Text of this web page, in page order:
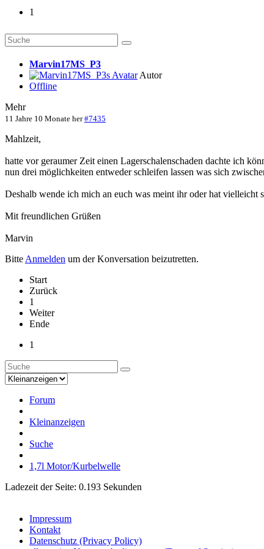
1
Marvin17MS_P3
Autor
Offline
Mehr
11 Jahre 10 Monate her #7435
Mahlzeit,
hatte vor geraumer Zeit einen Lagerschalenschaden dachte ich
nun drei möglichkeiten entweder schleifen lassen was sich
Deshalb wende ich mich an euch was meint ihr oder hat
Mit freundlichen Grüßen
Marvin
Bitte Anmelden um der Konversation beizutretten.
Start
Zurück
1
Weiter
Ende
1
Forum
Kleinanzeigen
Suche
1,7l Motor/Kurbelwelle
Ladezeit der Seite: 0.193 Sekunden
Impressum
Kontakt
Datenschutz (Privacy Policy)